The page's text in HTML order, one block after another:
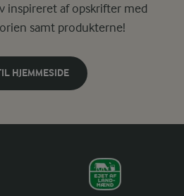
inspireret af opskrifter med
samt produkterne!
HJEMMESIDE